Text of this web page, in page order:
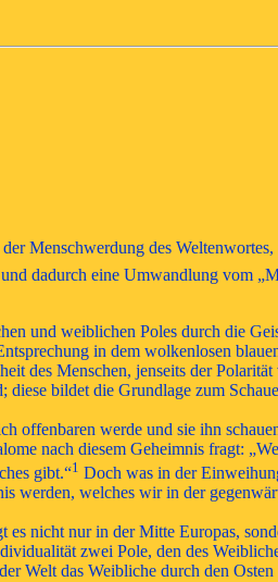
Menschwerdung des
dadurch eine Umwandlung vom
und weiblichen Poles durch die
in dem wolkenlosen
des Menschen, jenseits der
bildet die Grundlage zum
offenbaren werde und sie ihn
nach diesem Geheimnis fragt:
gibt.“1 Doch was in der
werden, welches wir in der
nicht nur in der Mitte Europas,
zwei Pole, den des
Welt das Weibliche durch den